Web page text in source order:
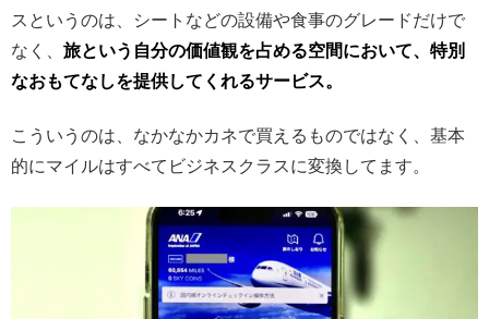
スというのは、シートなどの設備や食事のグレードだけで
なく、 旅という自分の価値観を占める空間において、特別
なおもてなしを提供してくれるサービス。
こういうのは、なかなかカネで買えるものではなく、基本
的にマイルはすべてビジネスクラスに変換してます。